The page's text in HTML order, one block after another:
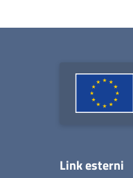
Link esterni